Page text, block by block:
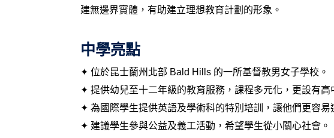
建無邊界實體，有助建立理想教育計劃的形象。
中學亮點
✦ 位於昆士蘭州北部 Bald Hills 的一所基督教男女子學校。
✦ 提供幼兒至十二年級的教育服務，課程多元化，更設有高
✦ 為國際學生提供英語及學術科的特別培訓，讓他們更容易
✦ 建議學生參與公益及義工活動，希望學生從小關心社會 。